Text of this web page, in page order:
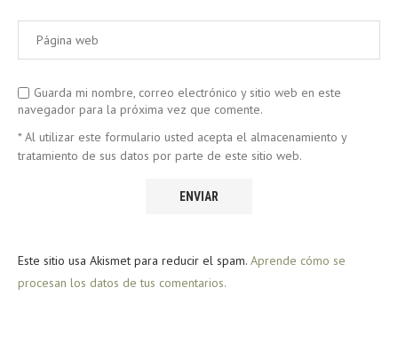
Guarda mi nombre, correo electrónico y sitio web en este
navegador para la próxima vez que comente.
* Al utilizar este formulario usted acepta el almacenamiento y
tratamiento de sus datos por parte de este sitio web.
Este sitio usa Akismet para reducir el spam. Aprende cómo se
procesan los datos de tus comentarios.